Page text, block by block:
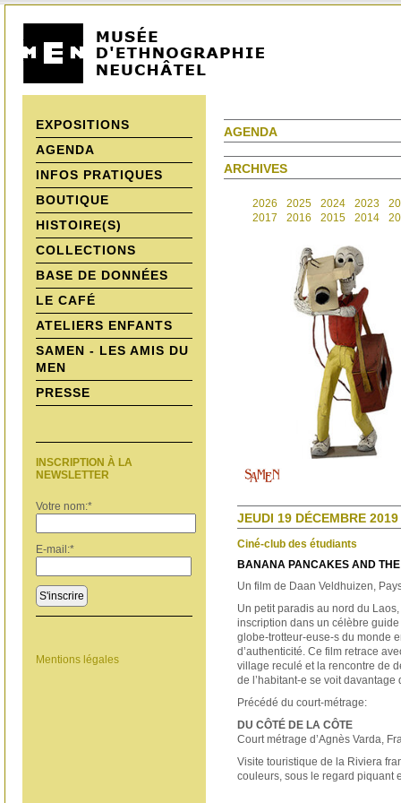
EXPOSITIONS
AGENDA
INFOS PRATIQUES
BOUTIQUE
HISTOIRE(S)
COLLECTIONS
BASE DE DONNÉES
LE CAFÉ
ATELIERS ENFANTS
SAMEN - LES AMIS DU
MEN
PRESSE
INSCRIPTION À LA
NEWSLETTER
Votre nom:*
E-mail:*
S'inscrire
Mentions légales
AGENDA
ARCHIVES
2026 2025 2024 2023
2017
2016 2015 2014
JEUDI 19 DÉCEMBRE
Ciné-club des étudiants
BANANA PANCAKES AND
Un film de Daan Veldhuizen,
Un petit paradis au nord du
inscription dans un célèbre
globe-trotteur-euse-s du monde
d’authenticité. Ce film retrace
village reculé et la rencontre de
de l’habitant-e se voit davantage
Précédé du court-métrage:
DU CÔTÉ DE LA CÔTE
Court métrage d’Agnès Varda,
Visite touristique de la Riviera
couleurs, sous le regard piquant